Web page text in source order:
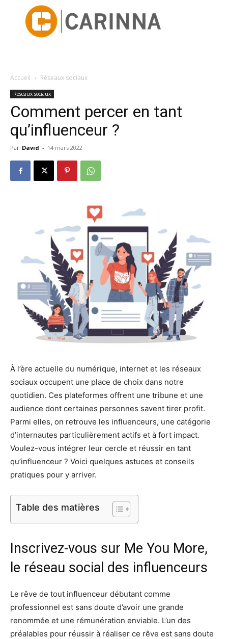
Accueil Réseaux sociaux
Réseaux sociaux
Comment percer en tant
qu’influenceur ?
Par David - 14 mars 2022
À l’ère actuelle du numérique, internet et les réseaux
sociaux occupent une place de choix dans notre
quotidien. Ces plateformes offrent une tribune et une
audience dont certaines personnes savent tirer profit.
Parmi elles, on retrouve les influenceurs, une catégorie
d’internautes particulièrement actifs et à fort impact.
Voulez-vous intégrer leur cercle et réussir en tant
qu’influenceur ? Voici quelques astuces et conseils
pratiques pour y arriver.
Table des matières
Inscrivez-vous sur Me You More,
le réseau social des influenceurs
Le rêve de tout influenceur débutant comme
professionnel est sans doute d’avoir une grande
renommée et une rémunération enviable. L’un des
préalables pour réussir à réaliser ce rêve est sans doute